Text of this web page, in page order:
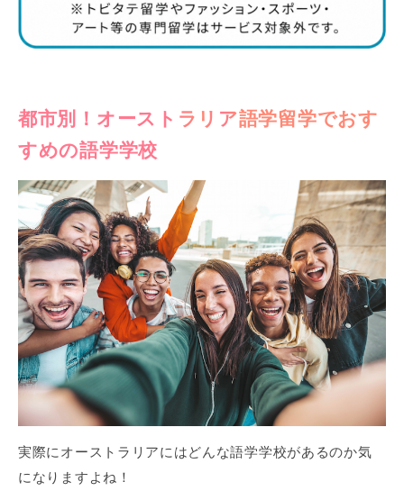
都市別！オーストラリア語学留学でおす
すめの語学学校
実際にオーストラリアにはどんな語学学校があるのか気
になりますよね！